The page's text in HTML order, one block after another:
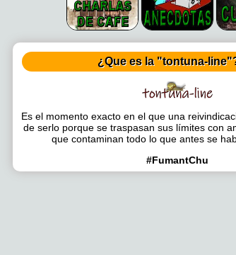
¿Que es la "tontuna-
Es el momento exacto en el que una
de serlo porque se traspasan sus límites con
que contaminan todo lo que antes se
#FumantChu